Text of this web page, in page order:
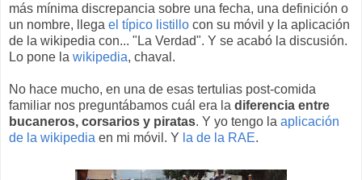
más mínima discrepancia sobre una fecha, una definición o
un nombre, llega el típico listillo con su móvil y la aplicación
de la wikipedia con... "La Verdad". Y se acabó la discusión.
Lo pone la wikipedia, chaval.
No hace mucho, en una de esas tertulias post-comida
familiar nos preguntábamos cuál era la diferencia entre
bucaneros, corsarios y piratas. Y yo tengo la aplicación
de la wikipedia en mi móvil. Y la de la RAE.